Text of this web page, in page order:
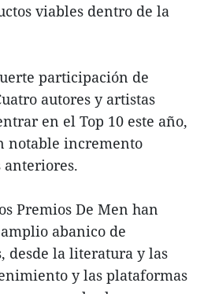
viables dentro de la
participación de
autores y artistas
en el Top 10 este año,
notable incremento
anteriores.
Premios De Men han
abanico de
desde la literatura y las
y las plataformas